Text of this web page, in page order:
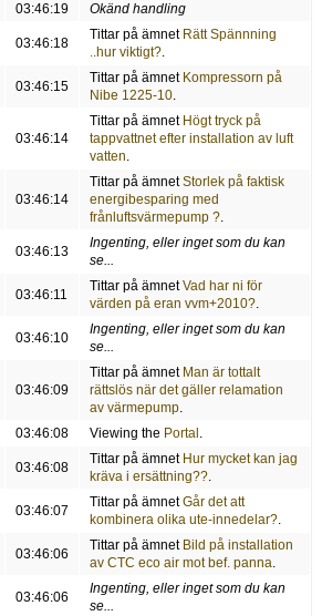
03:46:19 Okänd handling
03:46:18
Tittar på ämnet Rätt Spännning
..hur viktigt?.
03:46:15
Tittar på ämnet Kompressorn på
Nibe 1225-10.
03:46:14
Tittar på ämnet Högt tryck på
tappvattnet efter installation av luft
vatten.
03:46:14
Tittar på ämnetStorlek på faktisk
energibesparing med
frånluftsvärmepump ?.
03:46:13
Ingenting, eller inget som du kan
se...
03:46:11
Tittar på ämnetVad har ni för
värden på eran vvm+2010?.
03:46:10
Ingenting, eller inget som du kan
se...
03:46:09
Tittar på ämnet Man är tottalt
rättslös när det gäller relamation
av värmepump.
03:46:08 Viewing the Portal .
03:46:08
Tittar på ämnet Hur mycket kan jag
kräva i ersättning??.
03:46:07
Tittar på ämnetGår det att
kombinera olika ute-innedelar?.
03:46:06
Tittar på ämnet Bild på installation
av CTC eco air mot bef. panna.
03:46:06
Ingenting, eller inget som du kan
se...